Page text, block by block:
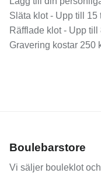
Släta klot - Upp till 15
Räfflade klot - Upp till
Gravering kostar 250
Boulebarstore
Vi säljer bouleklot